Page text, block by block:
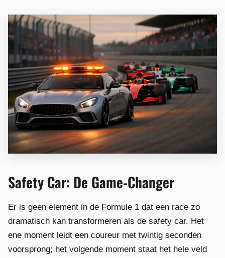
Safety Car: De Game-Changer
Er is geen element in de Formule 1 dat een race zo
dramatisch kan transformeren als de safety car. Het
ene moment leidt een coureur met twintig seconden
voorsprong; het volgende moment staat het hele veld